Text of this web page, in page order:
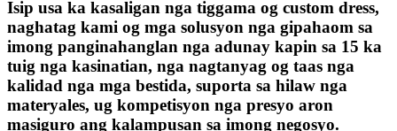
Isip usa ka kasaligan nga tiggama og custom dress,
naghatag kami og mga solusyon nga gipahaom sa
imong panginahanglan nga adunay kapin sa 15 ka
tuig nga kasinatian, nga nagtanyag og taas nga
kalidad nga mga bestida, suporta sa hilaw nga
materyales, ug kompetisyon nga presyo aron
masiguro ang kalampusan sa imong negosyo.